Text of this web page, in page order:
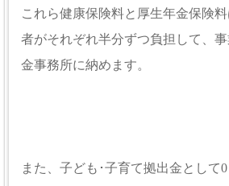
これら健康保険料と厚生年金保険
者がそれぞれ半分ずつ負担して、
金事務所に納めます。
また、子ども･子育て拠出金として